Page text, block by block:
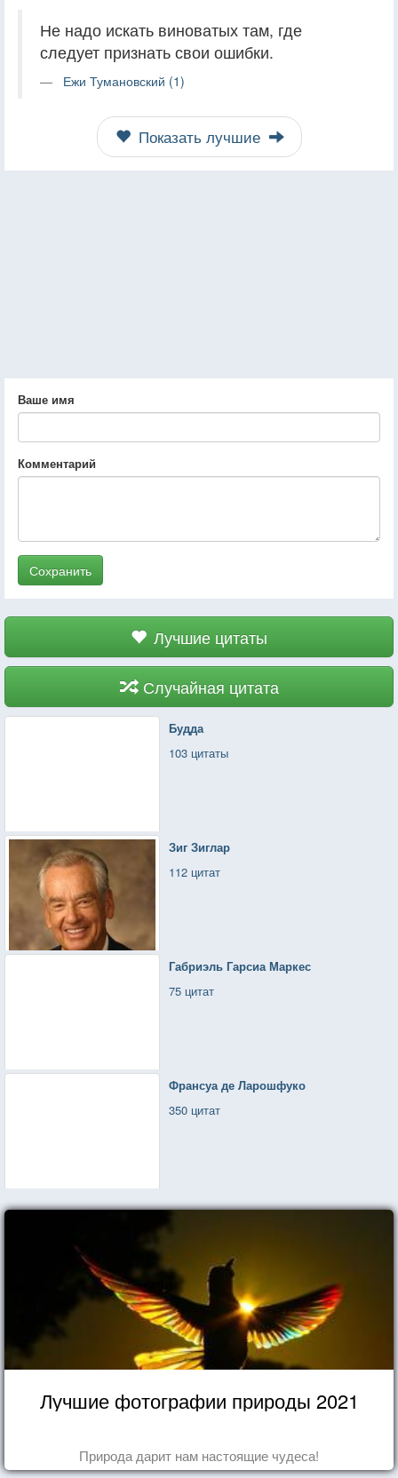
Не надо искать виноватых там, где
следует признать свои ошибки.
Ежи Тумановский (1)
Показать лучшие
Ваше имя
Комментарий
Сохранить
Лучшие цитаты
Случайная цитата
Будда
103 цитаты
Зиг Зиглар
112 цитат
Габриэль Гарсиа Маркес
75 цитат
Франсуа де Ларошфуко
350 цитат
Лучшие фотографии природы 2021
Природа дарит нам настоящие чудеса!